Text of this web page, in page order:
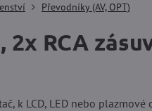
Převodníky (AV, OPT)
RCA
k LCD, LED nebo plazmové